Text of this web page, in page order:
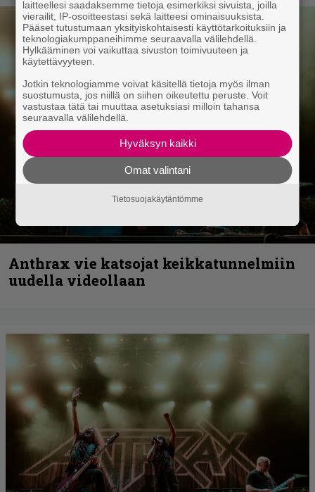
Anthrax vie katsojat keikkatunnelmiin
uudella videollaan
laitteellesi saadaksemme tietoja esimerkiksi sivuista, joilla
vierailit, IP-osoitteestasi sekä laitteesi ominaisuuksista.
Pääset tutustumaan yksityiskohtaisesti käyttötarkoituksiin ja
teknologiakumppaneihimme seuraavalla välilehdellä.
Hylkääminen voi vaikuttaa sivuston toimivuuteen ja
käytettävyyteen.
Jotkin teknologiamme voivat käsitellä tietoja myös ilman
suostumusta, jos niillä on siihen oikeutettu peruste. Voit
vastustaa tätä tai muuttaa asetuksiasi milloin tahansa
seuraavalla välilehdellä.
Hyväksyn kaikki
Omat valintani
Tietosuojakäytäntömme